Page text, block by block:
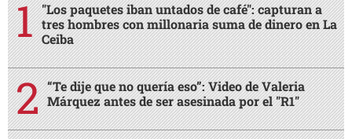
"Los paquetes iban untados de café": capturan a
tres hombres con millonaria suma de dinero en La
Ceiba
“Te dije que no quería eso”: Video de Valeria
Márquez antes de ser asesinada por el "R1"